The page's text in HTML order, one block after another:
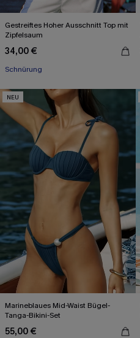
Gestreiftes Hoher Ausschnitt Top mit
Zipfelsaum
34,00 €
Schnürung
NEU
Marineblaues Mid-Waist Bügel-
Tanga-Bikini-Set
55,00 €